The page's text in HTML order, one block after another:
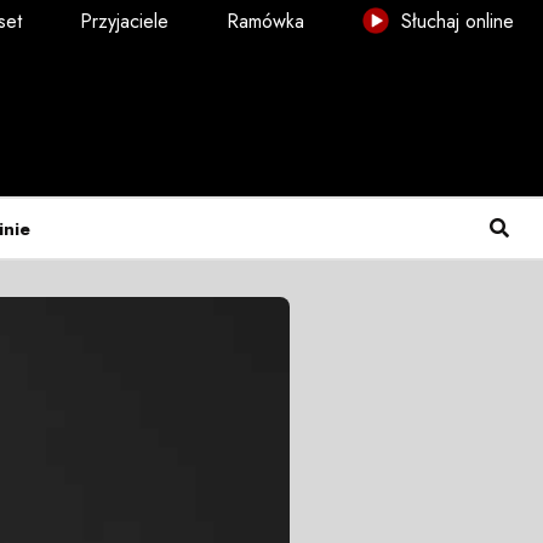
Przyjaciele Ramówka Słuchaj online